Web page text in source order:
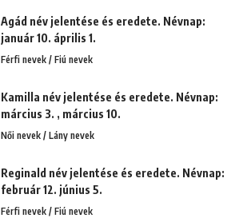
Agád név jelentése és eredete. Névnap:
január 10. április 1.
Férfi nevek / Fiú nevek
Kamilla név jelentése és eredete. Névnap:
március 3. , március 10.
Női nevek / Lány nevek
Reginald név jelentése és eredete. Névnap:
február 12. június 5.
Férfi nevek / Fiú nevek